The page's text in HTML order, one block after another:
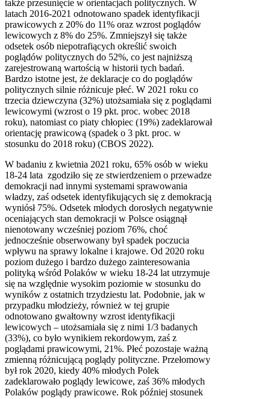
także przesunięcie w orientacjach politycznych. W
latach 2016-2021 odnotowano spadek identyfikacji
prawicowych z 20% do 11% oraz wzrost poglądów
lewicowych z 8% do 25%. Zmniejszył się także
odsetek osób niepotrafiących określić swoich
poglądów politycznych do 52%, co jest najniższą
zarejestrowaną wartością w historii tych badań.
Bardzo istotne jest, że deklaracje co do poglądów
politycznych silnie różnicuje płeć. W 2021 roku co
trzecia dziewczyna (32%) utożsamiała się z poglądami
lewicowymi (wzrost o 19 pkt. proc. wobec 2018
roku), natomiast co piaty chłopiec (19%) zadeklarował
orientację prawicową (spadek o 3 pkt. proc. w
stosunku do 2018 roku) (CBOS 2022).
W badaniu z kwietnia 2021 roku, 65% osób w wieku
18-24 lata zgodziło się ze stwierdzeniem o przewadze
demokracji nad innymi systemami sprawowania
władzy, zaś odsetek identyfikujących się z demokracją
wyniósł 75%. Odsetek młodych dorosłych negatywnie
oceniających stan demokracji w Polsce osiągnął
nienotowany wcześniej poziom 76%, choć
jednocześnie obserwowany był spadek poczucia
wpływu na sprawy lokalne i krajowe. Od 2020 roku
poziom dużego i bardzo dużego zainteresowania
polityką wśród Polaków w wieku 18-24 lat utrzymuje
się na względnie wysokim poziomie w stosunku do
wyników z ostatnich trzydziestu lat. Podobnie, jak w
przypadku młodzieży, również w tej grupie
odnotowano gwałtowny wzrost identyfikacji
lewicowych – utożsamiała się z nimi 1/3 badanych
(33%), co było wynikiem rekordowym, zaś z
poglądami prawicowymi, 21%. Płeć pozostaje ważną
zmienną różnicującą poglądy polityczne. Przełomowy
był rok 2020, kiedy 40% młodych Polek
zadeklarowało poglądy lewicowe, zaś 36% młodych
Polaków poglądy prawicowe. Rok później stosunek